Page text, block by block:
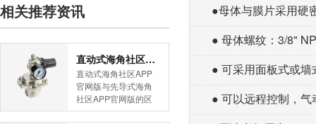
●母体与膜片采用硬密
● 母体螺纹：3/8"
● 可采用面板式或墙式
● 可以远程控制，
相关推荐资讯
直动式海角社区APP官网版与先导式海角社区APP官网版的区别
直动式海角社区APP
官网版与先导式海角
社区APP官网版的区
别是什么？HJBA8海